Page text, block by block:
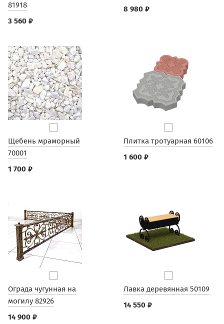
81918
3 560 ₽
8 980 ₽
Щебень мраморный
70001
1 700 ₽
Плитка тротуарная 60106
1 600 ₽
Ограда чугунная на
могилу 82926
14 900 ₽
Лавка деревянная 50109
14 550 ₽